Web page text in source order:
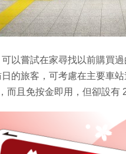
以嘗試在家尋找以前購買
的旅客，可考慮在主要車
而且免按金即用，但卻設有